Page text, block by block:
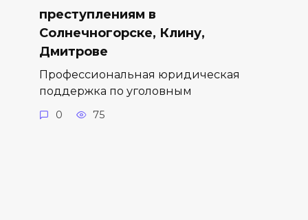
преступлениям в
Солнечногорске, Клину,
Дмитрове
Профессиональная юридическая
поддержка по уголовным
0 75